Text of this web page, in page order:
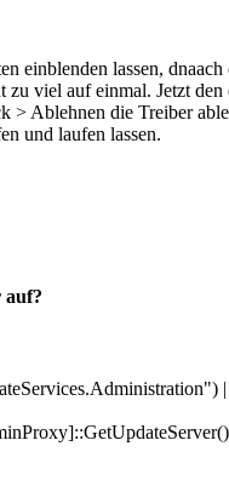
einblenden lassen,
zu viel auf einmal. Jetzt
> Ablehnen die Treiber
und laufen lassen.
auf?